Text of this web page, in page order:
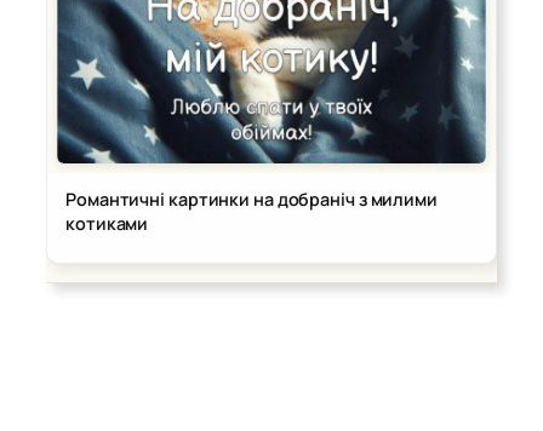
Романтичні картинки на добраніч з милими
котиками